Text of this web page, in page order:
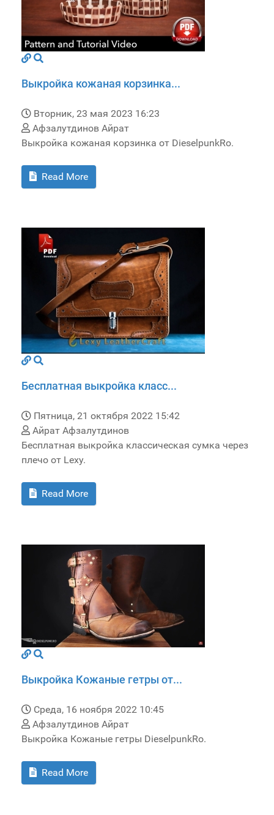
Выкройка кожаная корзинка...
Вторник, 23 мая 2023 16:23
Афзалутдинов Айрат
Выкройка кожаная корзинка от DieselpunkRo.
Read More
Бесплатная выкройка класс...
Пятница, 21 октября 2022 15:42
Айрат Афзалутдинов
Бесплатная выкройка классическая сумка через
плечо от Lexy.
Read More
Выкройка Кожаные гетры от...
Среда, 16 ноября 2022 10:45
Афзалутдинов Айрат
Выкройка Кожаные гетры DieselpunkRo.
Read More